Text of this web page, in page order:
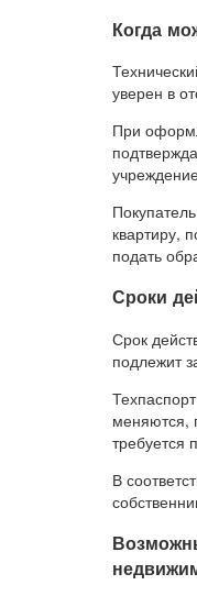
Когда
уверен в
При
квартиру,
подать
Сроки
Срок
подлежит
меняются,
требуется
В